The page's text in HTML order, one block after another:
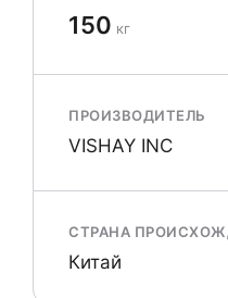
150 кг
ПРОИЗВОДИТЕЛЬ
VISHAY INC
СТРАНА
Китай